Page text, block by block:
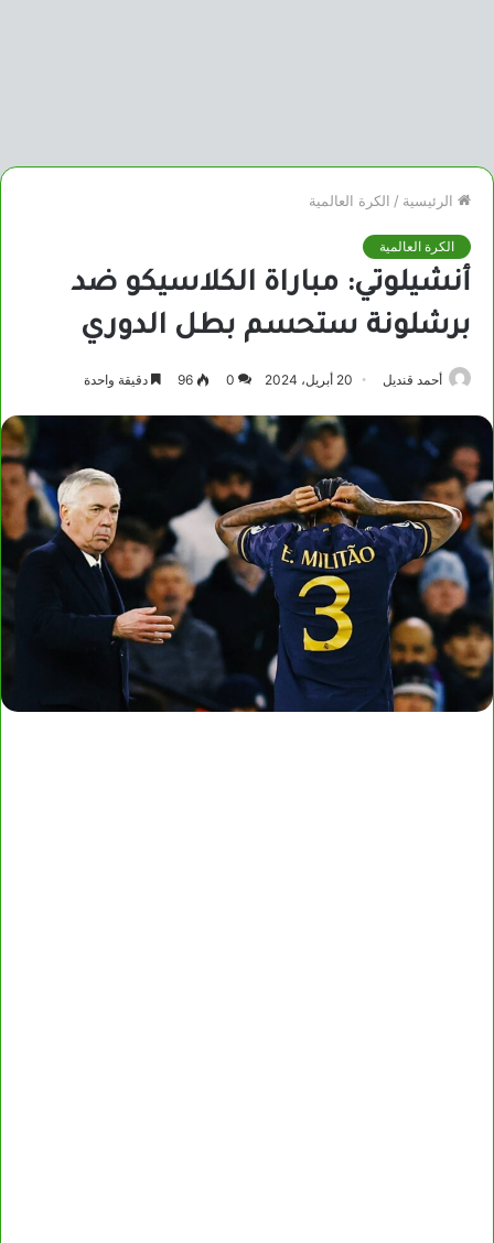
الرئيسية / الكرة العالمية
الكرة العالمية
أنشيلوتي: مباراة الكلاسيكو ضد
برشلونة ستحسم بطل الدوري
أحمد قنديل 20 أبريل، 2024 0
96 دقيقة واحدة